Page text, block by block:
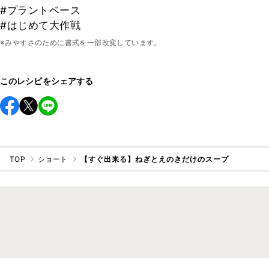
#プラントベース
#はじめて大作戦
※みやすさのために書式を一部改変しています。
このレシピをシェアする
TOP ショート 【すぐ出来る】ねぎとえのきだけのスープ